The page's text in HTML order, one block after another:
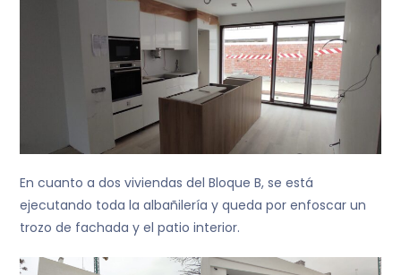
En cuanto a dos viviendas del Bloque B, se está
ejecutando toda la albañilería y queda por enfoscar un
trozo de fachada y el patio interior.